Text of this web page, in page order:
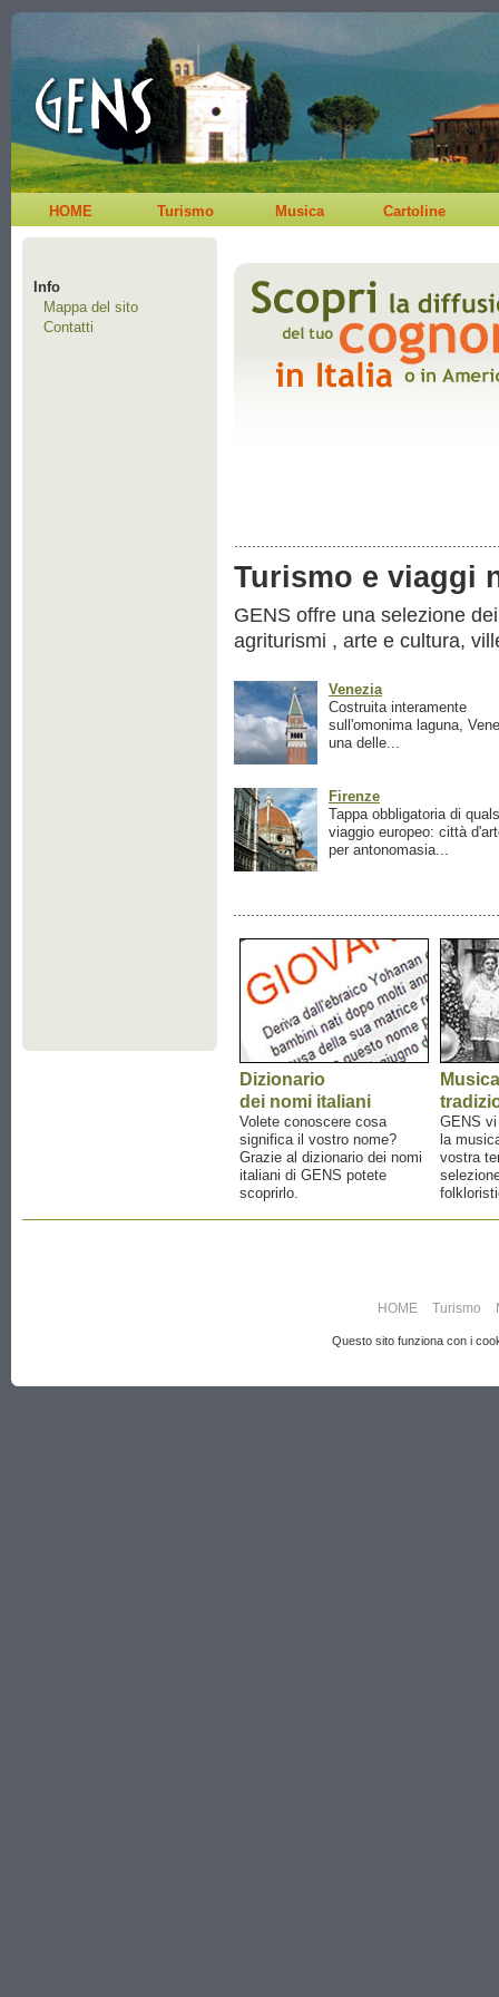
HOME Turismo Musica Cartoline
Info
Mappa del sito
Contatti
Turismo e viaggi
GENS offre una selezione
agriturismi , arte e cultura,
Venezia
Costruita interamente
sull'omonima laguna,
una delle...
Firenze
Tappa obbligatoria di
viaggio europeo: città
per antonomasia...
Dizionario
dei nomi italiani
Volete conoscere cosa
significa il vostro nome?
Grazie al dizionario dei nomi
italiani di GENS potete
scoprirlo.
Musica
GENS
la
vostra
HOME Turismo
Questo sito funziona con i